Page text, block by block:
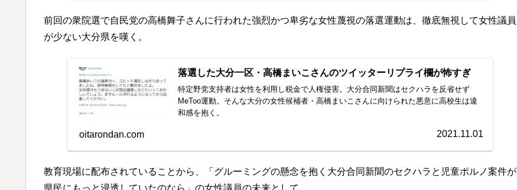
前回の衆院選で自民党の高橋舞子さんに行われた強烈かつ卑劣な女性蔑視の落選運動は、徹底無視して女性議員
が少ない大分県を嘆く。
落選した大分一区・高橋まいこさんのツイッターリプライ欄が怖すぎ
特定野党支持者は女性を利用し税金で人権侵害。大分合同新聞はセクハラを反省せず
MeToo運動。そんな大分の女性候補者・高橋まいこさんに向けられた悪意に高校生は違
和感を抱く。
oitarondan.com 2021.11.01
教育現場に配布されていることから、「グルーミングの懸念を抱く大分合同新聞のセクハラと児童ポルノ案件が